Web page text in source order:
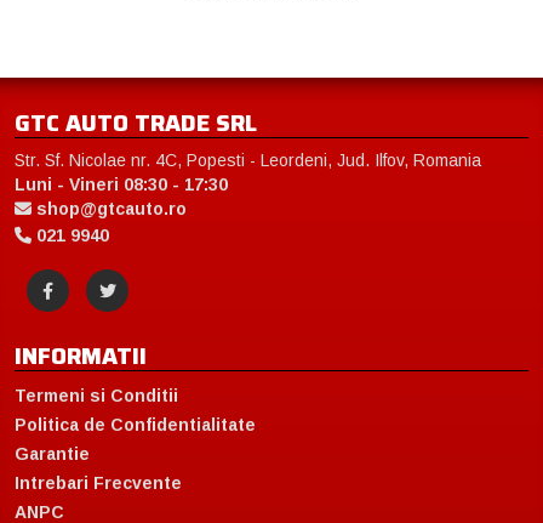
GTC AUTO TRADE SRL
Str. Sf. Nicolae nr. 4C, Popesti - Leordeni, Jud. Ilfov, Romania
Luni - Vineri 08:30 - 17:30
shop@gtcauto.ro
021 9940
INFORMATII
Termeni si Conditii
Politica de Confidentialitate
Garantie
Intrebari Frecvente
ANPC